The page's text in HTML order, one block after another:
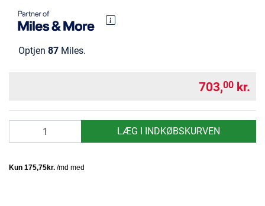
Optjen 87 Miles.
703,00 kr.
LÆG I INDKØBSKURVEN